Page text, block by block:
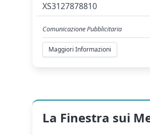
XS3127878810
Comunicazione Pubblicitaria
Maggiori Informazioni
La Finestra sui